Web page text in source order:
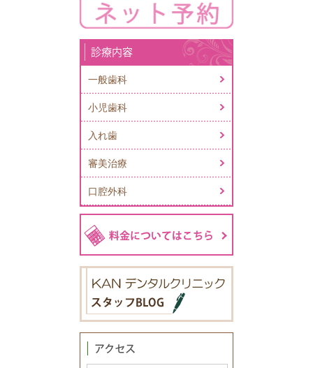
診療内容
一般歯科
小児歯科
入れ歯
審美治療
口腔外科